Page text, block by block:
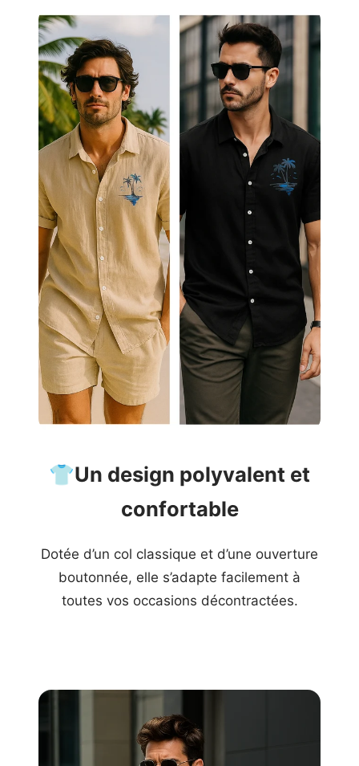
👕Un design polyvalent et
confortable
Dotée d’un col classique et d’une ouverture
boutonnée, elle s’adapte facilement à
toutes vos occasions décontractées.